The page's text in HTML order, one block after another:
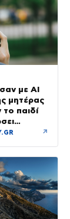
με AI
μητέρας
το παιδί
↗